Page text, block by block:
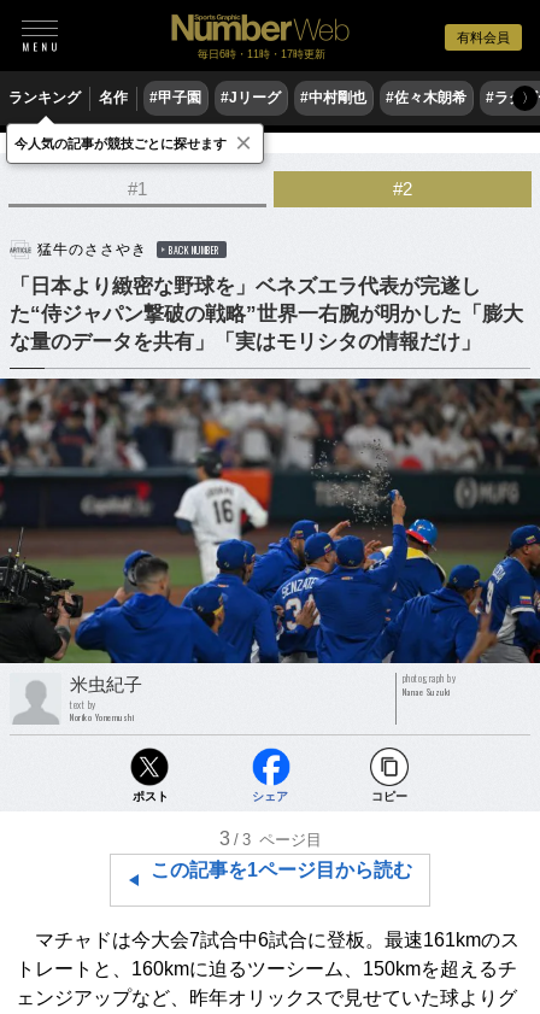
有料会員
毎日6時・11時・17時更新
ランキング 名作 #甲子園 #Jリーグ #中村剛也 #佐々木朗希 #ラグ〉
野球 プロ野球 侍ジャパン
#1 #2
猛牛のささやき BACK NUMBER
「日本より緻密な野球を」ベネズエラ代表が完遂し
た“侍ジャパン撃破の戦略”世界一右腕が明かした「膨大
な量のデータを共有」「実はモリシタの情報だけ」
米虫紀子
text by
Noriko Yonemushi
photograph by
Nanae Suzuki
ポスト シェア コピー
3 /3 ページ目
この記事を1ページ目から読む
マチャドは今大会7試合中6試合に登板。最速161kmのス
トレートと、160kmに迫るツーシーム、150kmを超えるチ
ェンジアップなど、昨年オリックスで見せていた球よりグ
今人気の記事が競技ごとに探せます ×